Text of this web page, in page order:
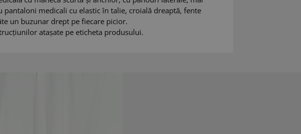
pantaloni medicali cu elastic în talie, croială dreaptă, fente
un buzunar drept pe fiecare picior.
atașate pe eticheta produsului.